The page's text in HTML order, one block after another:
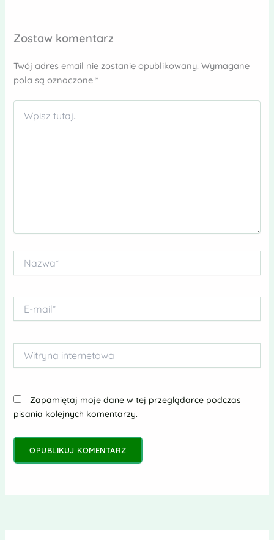
Zostaw komentarz
Twój adres email nie zostanie opublikowany. Wymagane
pola są oznaczone*
Wpisz
tutaj..
mail*
internetowa
Zapamiętaj moje dane w tej przeglądarce podczas
pisania kolejnych komentarzy.